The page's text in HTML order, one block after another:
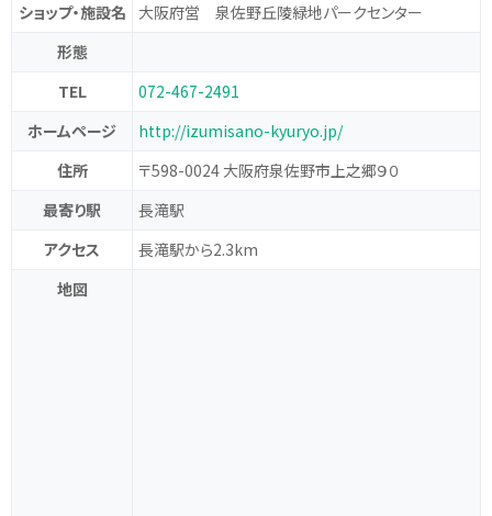
ショップ・施設名
大阪府営 泉佐野丘陵緑地パークセンター
形態
TEL
072-467-2491
ホームページ
http://izumisano-kyuryo.jp/
住所
〒598-0024 大阪府泉佐野市上之郷９０
最寄り駅
長滝駅
アクセス
長滝駅から2.3km
地図